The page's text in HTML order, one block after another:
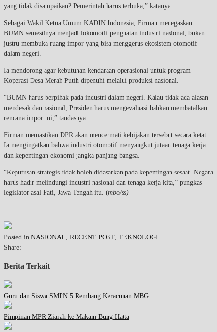
yang tidak disampaikan? Pemerintah harus terbuka,” katanya.
Sebagai Wakil Ketua Umum KADIN Indonesia, Firman menegaskan
BUMN semestinya menjadi lokomotif penguatan industri nasional, bukan
justru membuka ruang impor yang bisa menggerus ekosistem otomotif
dalam negeri.
Ia mendorong agar kebutuhan kendaraan operasional untuk program
Koperasi Desa Merah Putih dipenuhi melalui produksi nasional.
“BUMN harus berpihak pada industri dalam negeri. Kalau tidak ada alasan
mendesak dan rasional, Presiden harus mengevaluasi bahkan membatalkan
rencana impor ini,” tandasnya.
Firman memastikan DPR akan mencermati kebijakan tersebut secara ketat.
Ia mengingatkan bahwa industri otomotif menyangkut jutaan tenaga kerja
dan kepentingan ekonomi jangka panjang bangsa.
“Keputusan strategis tidak boleh didasarkan pada kepentingan sesaat. Negara
harus hadir melindungi industri nasional dan tenaga kerja kita,” pungkas
legislator asal Pati, Jawa Tengah itu. (mbo/ss)
Posted in NASIONAL RECENT POST, TEKNOLOGI
Share:
Berita Terkait
Guru dan Siswa SMPN 5 Rembang Keracunan MBG
Pimpinan MPR Ziarah ke Makam Bung Hatta